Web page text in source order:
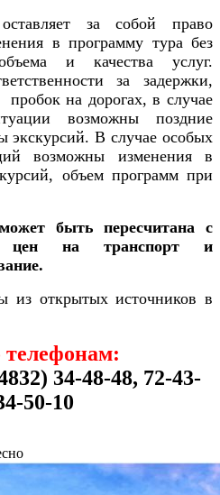
за собой право
в программу тура без
и качества услуг.
за задержки,
на дорогах, в случае
возможны поздние
экскурсий. В случае особых
возможны изменения в
объем программ при
быть пересчитана с
цен на транспорт и
из открытых источников в
телефонам:
34-48-48, 72-43-
50-10